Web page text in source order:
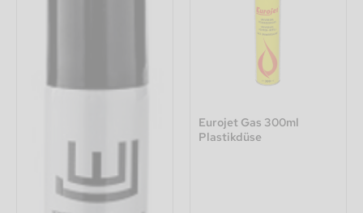
Eurojet Gas 300ml
Plastikdüse